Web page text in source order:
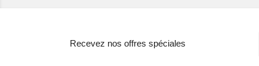
Africa Twin 750 SAHARA BULE METALLIC
Recevez nos offres spéciales